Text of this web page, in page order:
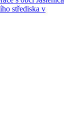
střediska v